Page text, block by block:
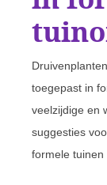
toegepast in
veelzijdige en
suggesties
formele tuinen